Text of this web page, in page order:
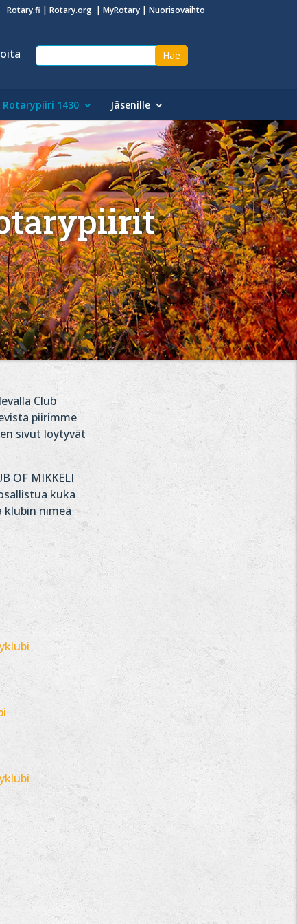
Rotary.fi | Rotary.org | MyRotary| Nuorisovaihto
Rotarypiiri 1430 Jäsenille
Club
piirimme
sivut löytyvät
OF MIKKELI
kuka
klubin nimeä
ubi